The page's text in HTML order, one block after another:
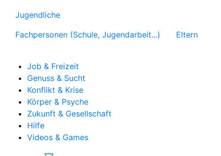
Jugendliche
Fachpersonen (Schule, Jugendarbeit...)
Eltern
Job & Freizeit
Genuss & Sucht
Konflikt & Krise
Körper & Psyche
Zukunft & Gesellschaft
Hilfe
Videos & Games